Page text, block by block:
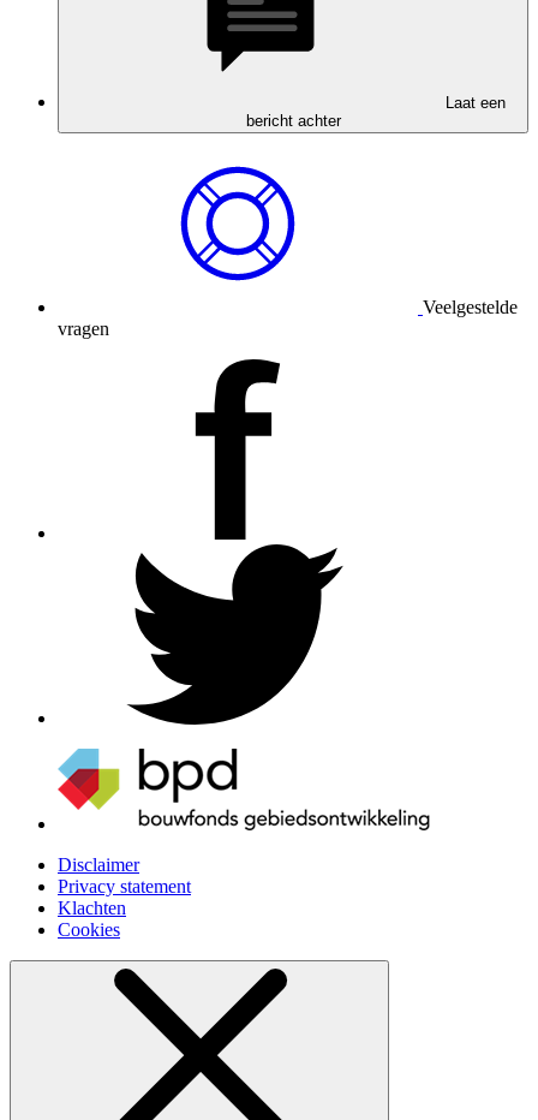
Laat een
bericht achter
Veelgestelde
vragen
Disclaimer
Privacy statement
Klachten
Cookies